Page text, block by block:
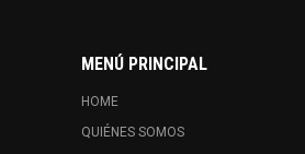
MENÚ PRINCIPAL
HOME
QUIÉNES SOMOS